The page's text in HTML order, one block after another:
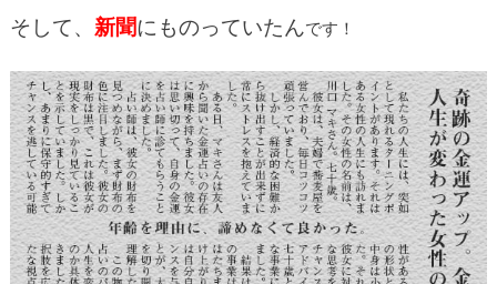
そして、 新聞にものっていたんです！